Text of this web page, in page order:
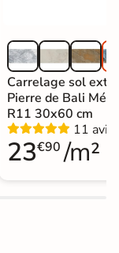
Carrelage sol
Pierre de Bali
R11 30x60 cm
11 avis
23€90 /m²